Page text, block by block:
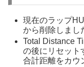
現在のラップ
から削除しまし
Total Distance
の後にリセット
合計距離をカウ